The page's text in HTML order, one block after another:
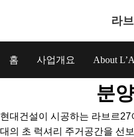
라
홈 사업개요 About
분
현대건설이 시공하는 라브르
대의 초 럭셔리 주거공간을 선